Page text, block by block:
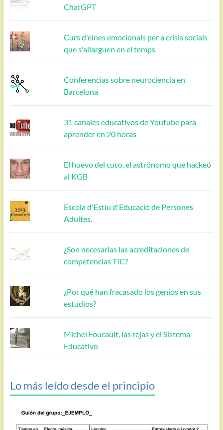
ChatGPT
Curs d'eines emocionals per a crisis socials
que s'allarguen en el temps
Conferencias sobre neurociencia en
Barcelona
31 canales educativos de Youtube para
aprender en 20 horas
El huevo del cuco, el astrónomo que hackeó
al KGB
Escola d'Estiu d'Educació de Persones
Adultes.
¿Son necesarias las acreditaciones de
competencias TIC?
¿Por qué han fracasado los genios en sus
estudios?
Michel Foucault, las rejas y el Sistema
Educativo
Lo más leído desde el principio